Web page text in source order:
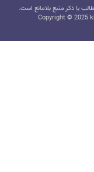
با ذکر منبع بلامانع است.
Copyright © 2025